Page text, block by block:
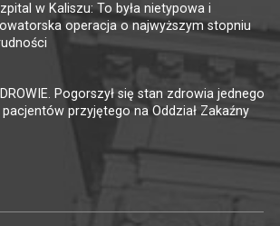
w Kaliszu: To była nietypowa i
operacja o najwyższym stopniu
Pogorszył się stan zdrowia jednego
pacjentów przyjętego na Oddział Zakaźny